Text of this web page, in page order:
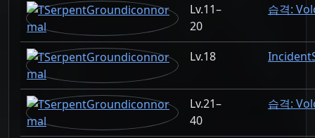
11–
20
습격:
18
21–
40
습격: